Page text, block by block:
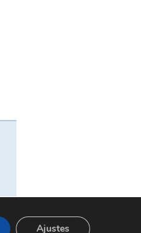
Ajustes